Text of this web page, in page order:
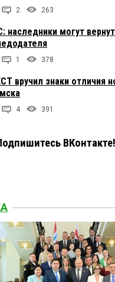
2 263
могут
1 378
вручил знаки отличия
4 391
ВКонтакте!